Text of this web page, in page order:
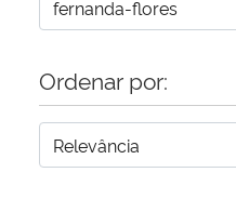
Advocacia-Geral da União
Banco Central do Brasil
Ordenar por: